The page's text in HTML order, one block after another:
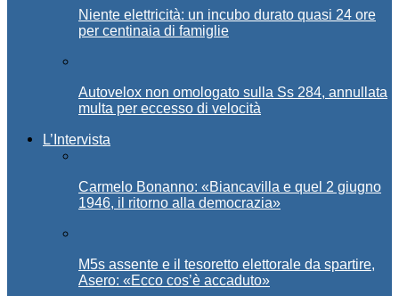
Niente elettricità: un incubo durato quasi 24 ore
per centinaia di famiglie
Autovelox non omologato sulla Ss 284, annullata
multa per eccesso di velocità
L’Intervista
Carmelo Bonanno: «Biancavilla e quel 2 giugno
1946, il ritorno alla democrazia»
M5s assente e il tesoretto elettorale da spartire,
Asero: «Ecco cos’è accaduto»